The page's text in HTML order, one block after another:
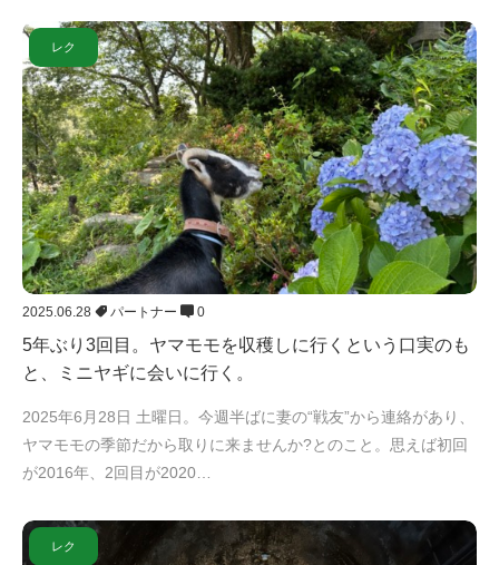
レク
2025.06.28 パートナー 0
5年ぶり3回目。ヤマモモを収穫しに行くという口実のも
と、ミニヤギに会いに行く。
2025年6月28日 土曜日。今週半ばに妻の“戦友”から連絡があり、
ヤマモモの季節だから取りに来ませんか?とのこと。思えば初回
が2016年、2回目が2020…
レク